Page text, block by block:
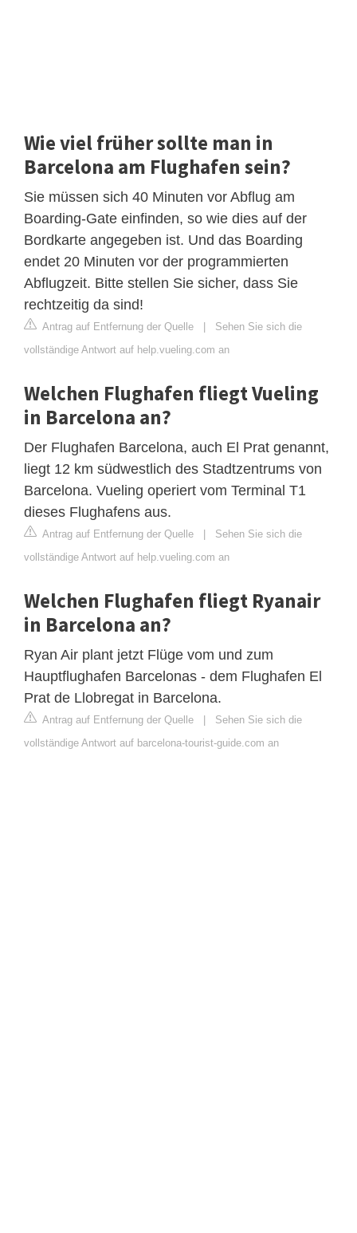
Wie viel früher sollte man in
Barcelona am Flughafen sein?
Sie müssen sich 40 Minuten vor Abflug am
Boarding-Gate einfinden, so wie dies auf der
Bordkarte angegeben ist. Und das Boarding
endet 20 Minuten vor der programmierten
Abflugzeit. Bitte stellen Sie sicher, dass Sie
rechtzeitig da sind!
Antrag auf Entfernung der Quelle | Sehen Sie sich die
vollständige Antwort auf help.vueling.com an
Welchen Flughafen fliegt Vueling
in Barcelona an?
Der Flughafen Barcelona, auch El Prat genannt,
liegt 12 km südwestlich des Stadtzentrums von
Barcelona. Vueling operiert vom Terminal T1
dieses Flughafens aus.
Antrag auf Entfernung der Quelle | Sehen Sie sich die
vollständige Antwort auf help.vueling.com an
Welchen Flughafen fliegt Ryanair
in Barcelona an?
Ryan Air plant jetzt Flüge vom und zum
Hauptflughafen Barcelonas - dem Flughafen El
Prat de Llobregat in Barcelona.
Antrag auf Entfernung der Quelle | Sehen Sie sich die
vollständige Antwort auf barcelona-tourist-guide.com an